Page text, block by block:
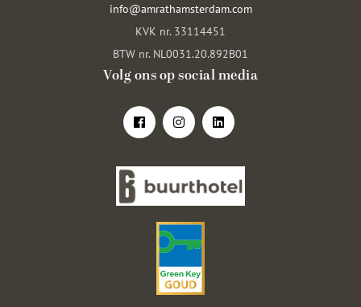
info@amrathamsterdam.com
KVK nr. 33114451
BTW nr. NL0031.20.892B01
Volg ons op social media